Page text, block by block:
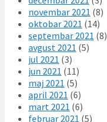
novembar 2021 (8)
oktobar 2021 (14)
septembar 2021 (8)
avgust 2021 (5)
jul 2021 (3)
jun 2021 (11)
maj 2021 (5)
april 2021 (6)
mart 2021 (6)
februar 2021 (5)